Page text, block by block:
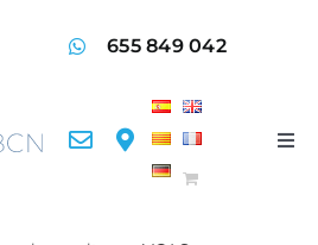
655 849 042